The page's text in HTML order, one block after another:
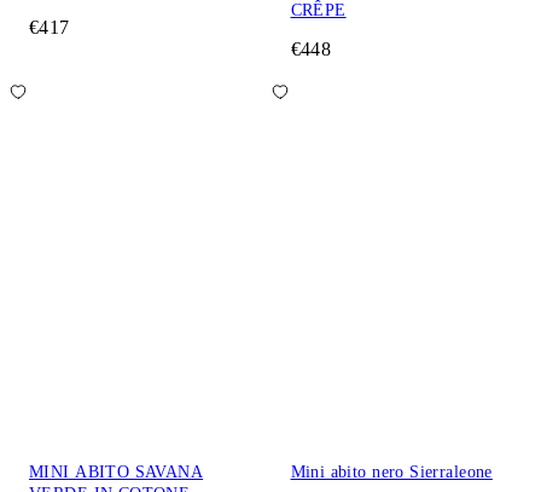
€417
CRÊPE
€448
MINI ABITO SAVANA
Mini abito nero Sierraleone